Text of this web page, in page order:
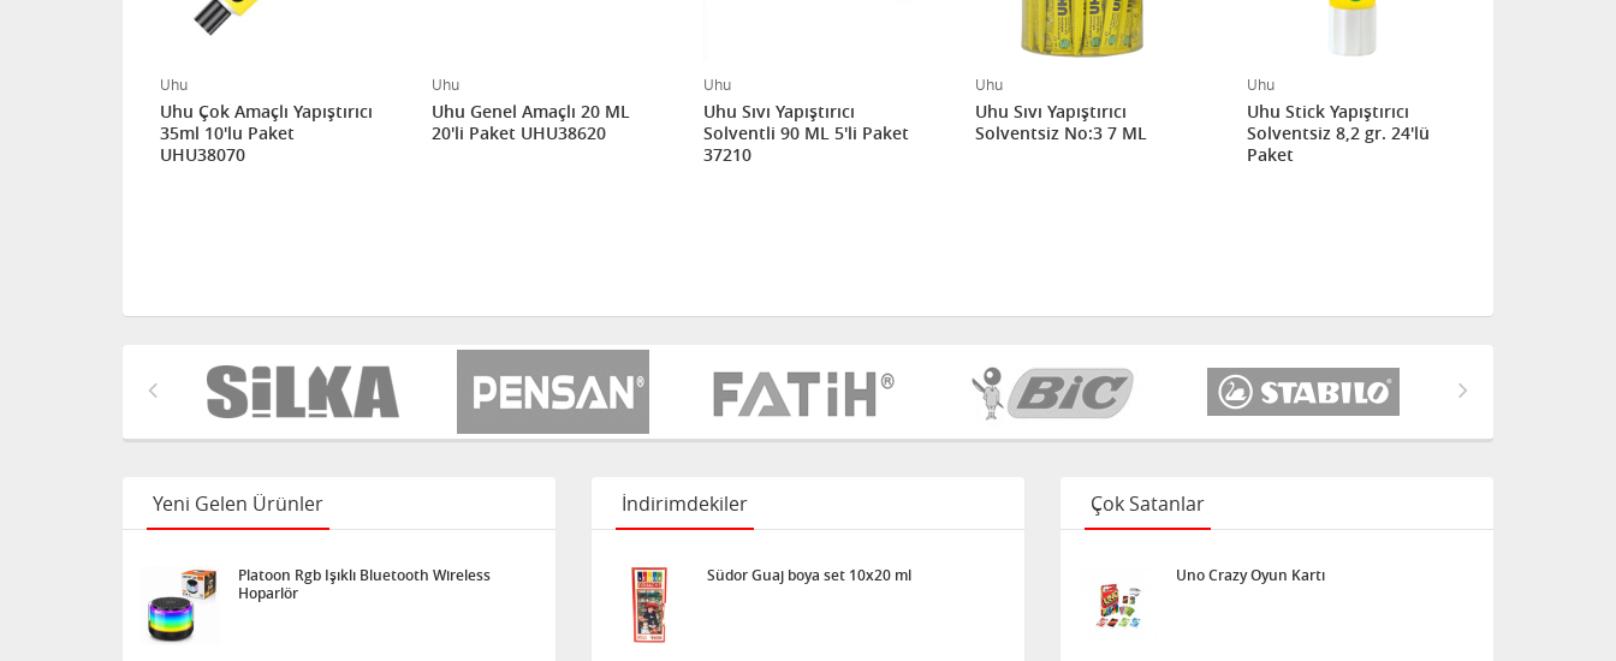
Uhu
Uhu Çok Amaçlı Yapıştırıcı
35ml 10'lu Paket
UHU38070
Uhu
Uhu Genel Amaçlı 20 ML
20'li Paket UHU38620
Uhu
Uhu Sıvı Yapıştırıcı
Solventli 90 ML 5'li Paket
37210
Uhu
Uhu Sıvı Yapıştırıcı
Solventsiz No:3 7 ML
Uhu
Uhu Stick Yapıştırıcı
Solventsiz 8,2 gr. 24'lü
Paket
Yeni Gelen Ürünler
Platoon Rgb Işıklı Bluetooth Wireless
Hoparlör
İndirimdekiler
Südor Guaj boya set 10x20 ml
Çok Satanlar
Uno Crazy Oyun Kartı